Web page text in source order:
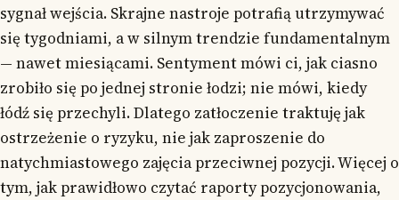
sygnał wejścia. Skrajne nastroje potrafią utrzymywać
się tygodniami, a w silnym trendzie fundamentalnym
— nawet miesiącami. Sentyment mówi ci, jak ciasno
zrobiło się po jednej stronie łodzi; nie mówi, kiedy
łódź się przechyli. Dlatego zatłoczenie traktuję jak
ostrzeżenie o ryzyku, nie jak zaproszenie do
natychmiastowego zajęcia przeciwnej pozycji. Więcej o
tym, jak prawidłowo czytać raporty pozycjonowania,